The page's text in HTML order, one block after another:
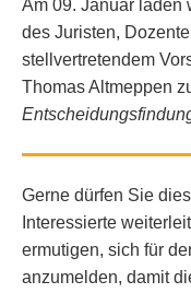
Am 09. Januar laden
des Juristen,
stellvertretendem
Thomas Altmeppen
Gerne dürfen Sie
Interessierte
ermutigen, sich für
anzumelden, damit